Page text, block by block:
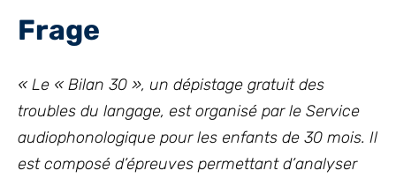
Frage
« Le « Bilan 30 », un dépistage gratuit des
troubles du langage, est organisé par le Service
audiophonologique pour les enfants de 30 mois. Il
est composé d’épreuves permettant d’analyser